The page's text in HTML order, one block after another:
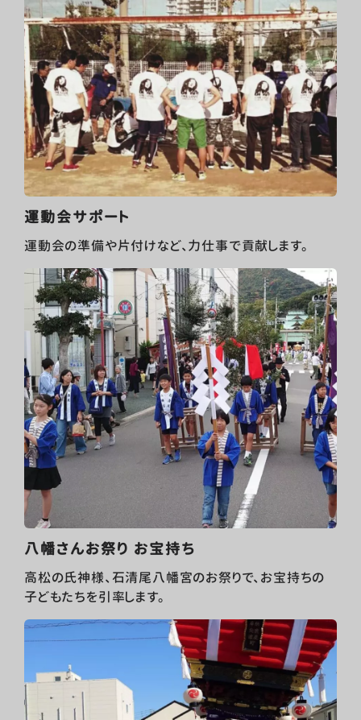
運動会サポート
運動会の準備や片付けなど、力仕事で貢献します。
八幡さんお祭り お宝持ち
高松の氏神様、石清尾八幡宮のお祭りで、お宝持ちの
子どもたちを引率します。